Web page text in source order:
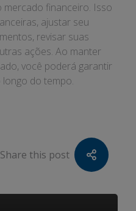
mercado financeiro. Isso
ajustar seu
revisar suas
ações. Ao manter
você poderá garantir
do tempo.
Share this post